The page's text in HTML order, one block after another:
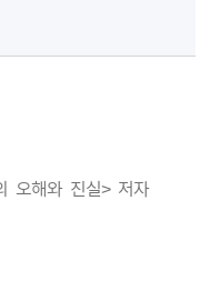
오해와 진실> 저자